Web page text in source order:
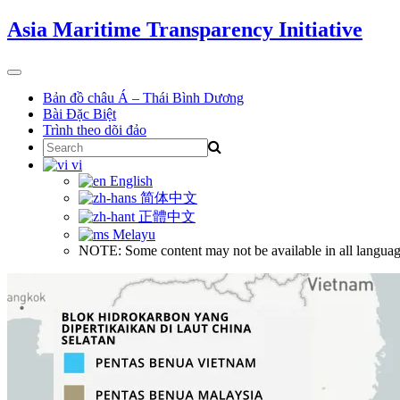
Skip
to
Asia Maritime Transparency Initiative
Toggle
navigationBản đồ châu Á – Thái Bình Dương
Bài Đặc Biệt
Trình theo dõi đảo
Search
for:
vi
English
简体中文
正體中文
Melayu
NOTE: Some content may not be available in all